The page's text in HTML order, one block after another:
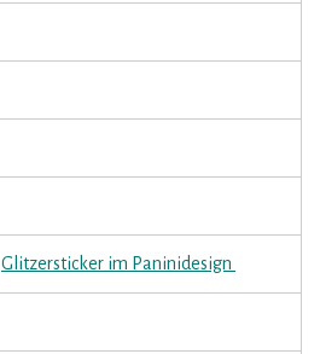
Glitzersticker im Paninidesign